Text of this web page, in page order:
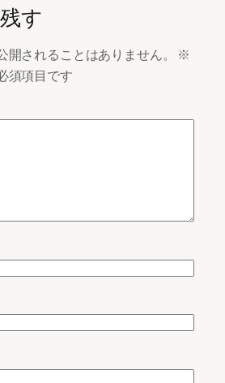
す
開されることはありません。
※
須項目です